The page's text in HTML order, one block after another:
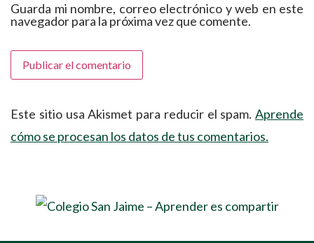
Guarda mi nombre, correo electrónico y web en este
navegador para la próxima vez que comente.
Este sitio usa Akismet para reducir el spam. Aprende
cómo se procesan los datos de tus comentarios.